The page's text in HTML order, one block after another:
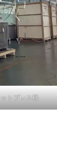
トプレス機